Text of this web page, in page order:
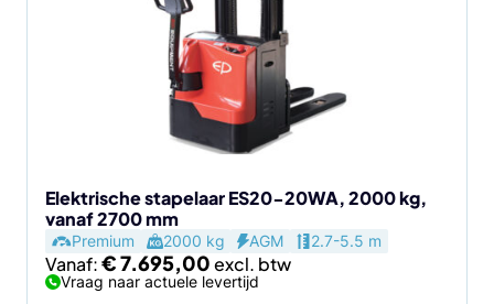
Elektrische stapelaar ES20-20WA, 2000 kg,
vanaf 2700 mm
Premium 2000 kg AGM 2.7-5.5 m
Vanaf:€7.695,00
Vraag naar actuele levertijd
de
productpagina